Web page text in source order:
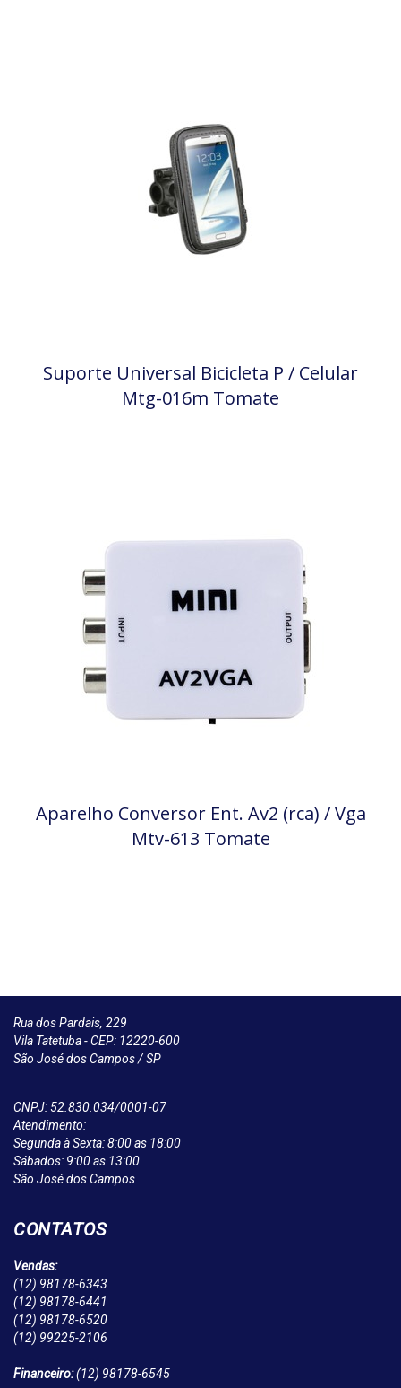
Suporte Universal Bicicleta P / Celular
Mtg-016m Tomate
Aparelho Conversor Ent. Av2 (rca) / Vga
Mtv-613 Tomate
Rua dos Pardais, 229
Vila Tatetuba - CEP: 12220-600
São José dos Campos / SP
CNPJ: 52.830.034/0001-07
Atendimento:
Segunda à Sexta: 8:00 as 18:00
Sábados: 9:00 as 13:00
São José dos Campos
CONTATOS
Vendas:
(12) 98178-6343
(12) 98178-6441
(12) 98178-6520
(12) 99225-2106
Financeiro:(12) 98178-6545